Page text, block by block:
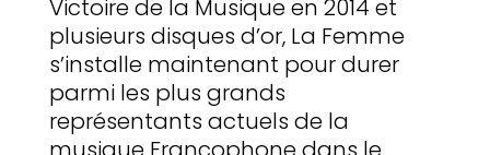
Victoire de la Musique en 2014 et
plusieurs disques d’or, La Femme
s’installe maintenant pour durer
parmi les plus grands
représentants actuels de la